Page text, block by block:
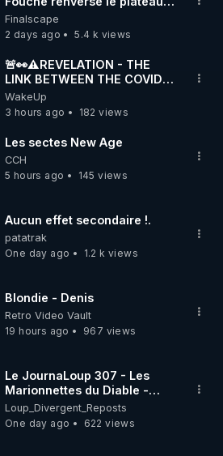
http://rgnr.li/lechoubrave
l’application de méditation et
:
www.envol.app/code
de CNews !
Finalscape
2 days ago
5.4 k views
🚨👀⚠️REVELATION - THE
LINK BETWEEN THE COVID
VACCINE AND CANCER -LIEN
VACCIN COVID ET CANCER
WakeUp
3 hours ago
182 views
Les sectes New Age
CCH
5 hours ago
145 views
Aucun effet secondaire !.
patatrak
One day ago
1.2 k views
Blondie - Denis
Retro Video Vault
19 hours ago
967 views
Le JournaLoup 307 - Les
Marionnettes du Diable -
Loup Divergent 2026.08.07
Loup_Divergent_Reposts
One day ago
622 views